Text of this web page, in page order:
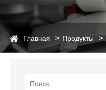
Главная Продукты